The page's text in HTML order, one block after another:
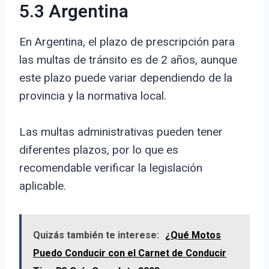
5.3 Argentina
En Argentina, el plazo de prescripción para
las multas de tránsito es de 2 años, aunque
este plazo puede variar dependiendo de la
provincia y la normativa local.
Las multas administrativas pueden tener
diferentes plazos, por lo que es
recomendable verificar la legislación
aplicable.
Quizás también te interese:
¿Qué Motos
Puedo Conducir con el Carnet de Conducir